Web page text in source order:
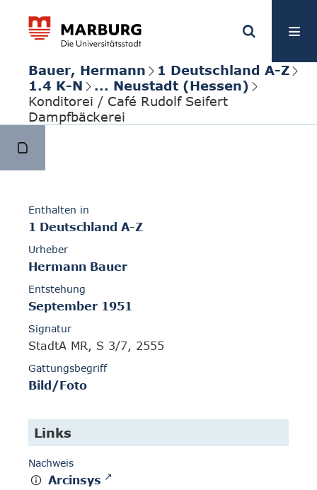
Bauer, Hermann
1 Deutschland A-Z
1.4 K-N
... Neustadt (Hessen)
Konditorei / Café Rudolf Seifert
Dampfbäckerei
Enthalten in
1 Deutschland A-Z
Urheber
Hermann Bauer
Entstehung
September 1951
Signatur
StadtA MR, S 3/7, 2555
Gattungsbegriff
Bild/Foto
Links
Nachweis
Arcinsys